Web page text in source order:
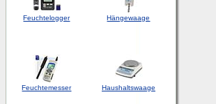
Feuchtelogger Hängewaage
Feuchtemesser Haushaltswaage